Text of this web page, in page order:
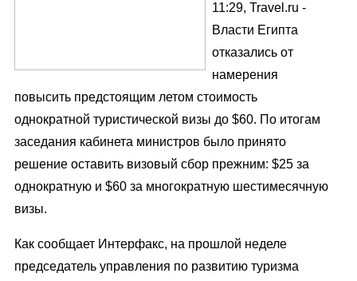
11:29, Travel.ru -
Власти Египта
отказались от
намерения
повысить предстоящим летом стоимость
однократной туристической визы до $60. По итогам
заседания кабинета министров было принято
решение оставить визовый сбор прежним: $25 за
однократную и $60 за многократную шестимесячную
визы.
Как сообщает Интерфакс, на прошлой неделе
председатель управления по развитию туризма